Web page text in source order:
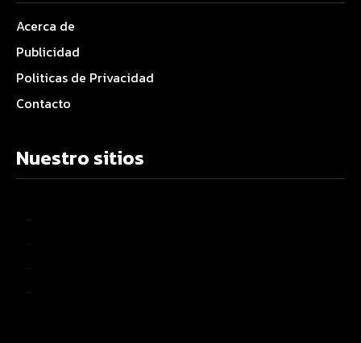
Acerca de
Publicidad
Politicas de Privacidad
Contacto
Nuestro sitios